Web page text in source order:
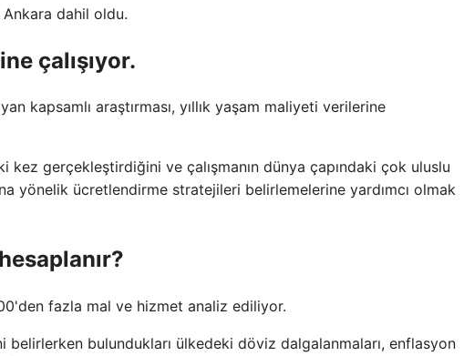
dahil oldu.
çalışıyor.
kapsamlı araştırması, yıllık yaşam maliyeti verilerine
kez gerçekleştirdiğini ve çalışmanın dünya çapındaki çok uluslu
yönelik ücretlendirme stratejileri belirlemelerine yardımcı olmak
fazla mal ve hizmet analiz ediliyor.
belirlerken bulundukları ülkedeki döviz dalgalanmaları, enflasyon